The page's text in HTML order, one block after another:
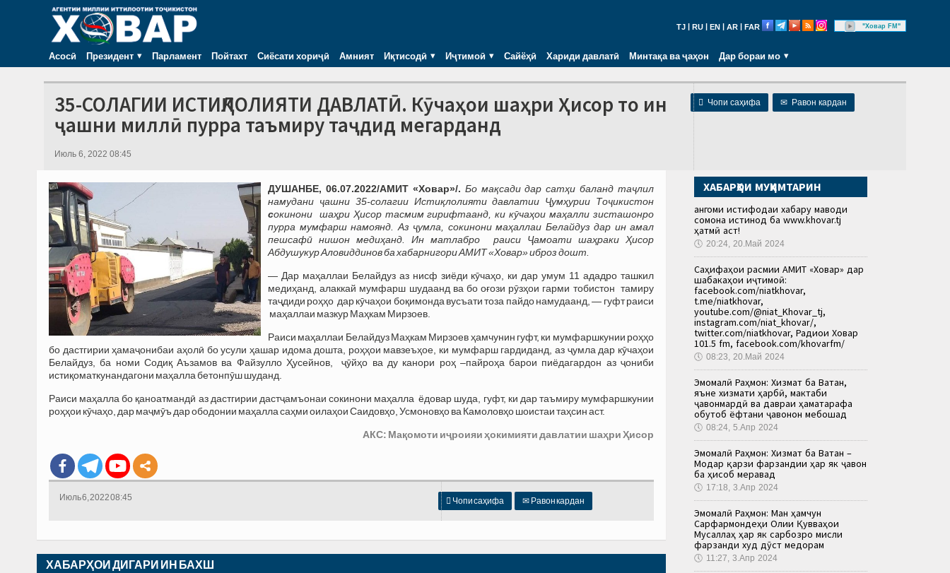
TJ RU EN AR FAR "Ховар FM"
Асосӣ Президент Парламент Пойтахт Сиёсати хориҷӣ Амният Иқтисодӣ Иҷтимоӣ Сайёҳӣ Хариди давлатӣ Минтақа ва ҷаҳон Дар бораи мо
 Чопи саҳифа ✉ Равон кардан
35-СОЛАГИИ ИСТИҚЛОЛИЯТИ ДАВЛАТӢ. Кӯчаҳои шаҳри Ҳисор то ин
ҷашни миллӣ пурра таъмиру таҷдид мегарданд
Июль 6, 2022 08:45
ДУШАНБЕ, 06.07.2022/АМИТ «Ховар»/. Бо мақсади дар сатҳи баланд таҷлил
намудани ҷашни 35-солагии Истиқлолияти давлатии Ҷумҳурии Тоҷикистон
сокинони шаҳри Ҳисор тасмим гирифтаанд, ки кӯчаҳои маҳалли зисташонро
пурра мумфарш намоянд. Аз ҷумла, сокинони маҳаллаи Белайдуз дар ин амал
пешсафӣ нишон медиҳанд. Ин матлабро раиси Ҷамоати шаҳраки Ҳисор
Абдушукур Аловиддинов ба хабарнигори АМИТ «Ховар» иброз дошт.
— Дар маҳаллаи Белайдуз аз нисф зиёди кӯчаҳо, ки дар умум 11 ададро ташкил
медиҳанд, алаккай мумфарш шудаанд ва бо оғози рӯзҳои гарми тобистон тамиру
таҷдиди роҳҳо дар кӯчаҳои боқимонда вусъати тоза пайдо намудаанд, — гуфт раиси
маҳаллаи мазкур Маҳкам Мирзоев.
Раиси маҳаллаи Белайдуз Маҳкам Мирзоев ҳамчунин гуфт, ки мумфаршкунии роҳҳо
бо дастгирии ҳамаҷонибаи аҳолӣ бо усули ҳашар идома дошта, роҳҳои мавзеъҳое, ки мумфарш гардиданд, аз ҷумла дар кӯчаҳои
Белайдуз, ба номи Содиқ Аъзамов ва Файзулло Ҳусейнов, ҷӯйҳо ва ду канори роҳ –пайроҳа барои пиёдагардон аз ҷониби
истиқоматкунандагони маҳалла бетонпӯш шуданд.
Раиси маҳалла бо қаноатмандӣ аз дастгирии дастҷамъонаи сокинони маҳалла ёдовар шуда, гуфт, ки дар таъмиру мумфаршкунии
роҳҳои кӯчаҳо, дар маҷмӯъ дар ободонии маҳалла саҳми оилаҳои Саидовҳо, Усмоновҳо ва Камоловҳо шоистаи таҳсин аст.
АКС: Мақомоти иҷроияи ҳокимияти давлатии шаҳри Ҳисор
 Чопи саҳифа ✉ Равон кардан
Июль 6, 2022 08:45
ХАБАРҲОИ ДИГАРИ ИН БАХШ
ХАБАРҲОИ МУҲИМТАРИН
Ҳангоми истифодаи хабару маводи
сомона истинод ба www.khovar.tj
ҳатмӣ аст!
🕔 20:24, 20.Май 2024
Саҳифаҳои расмии АМИТ «Ховар» дар
шабакаҳои иҷтимоӣ:
facebook.com/niatkhovar,
t.me/niatkhovar,
youtube.com/@niat_Khovar_tj,
instagram.com/niat_khovar/,
twitter.com/niatkhovar, Радиои Ховар
101.5 fm, facebook.com/khovarfm/
🕔 08:23, 20.Май 2024
Эмомалӣ Раҳмон: Хизмат ба Ватан,
яъне хизмати ҳарбӣ, мактаби
ҷавонмардӣ ва давраи ҳаматарафа
обутоб ёфтани ҷавонон мебошад
🕔 08:24, 5.Апр 2024
Эмомалӣ Раҳмон: Хизмат ба Ватан –
Модар қарзи фарзандии ҳар як ҷавон
ба ҳисоб меравад
🕔 17:18, 3.Апр 2024
Эмомалӣ Раҳмон: Ман ҳамчун
Сарфармондеҳи Олии Қувваҳои
Мусаллаҳ ҳар як сарбозро мисли
фарзанди худ дӯст медорам
🕔 11:27, 3.Апр 2024